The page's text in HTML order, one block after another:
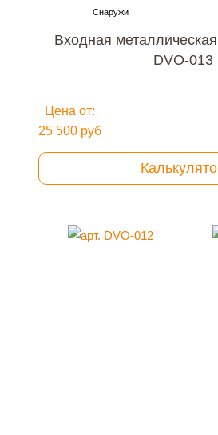
Входная
DVO-013
Цена от:
25 500 руб